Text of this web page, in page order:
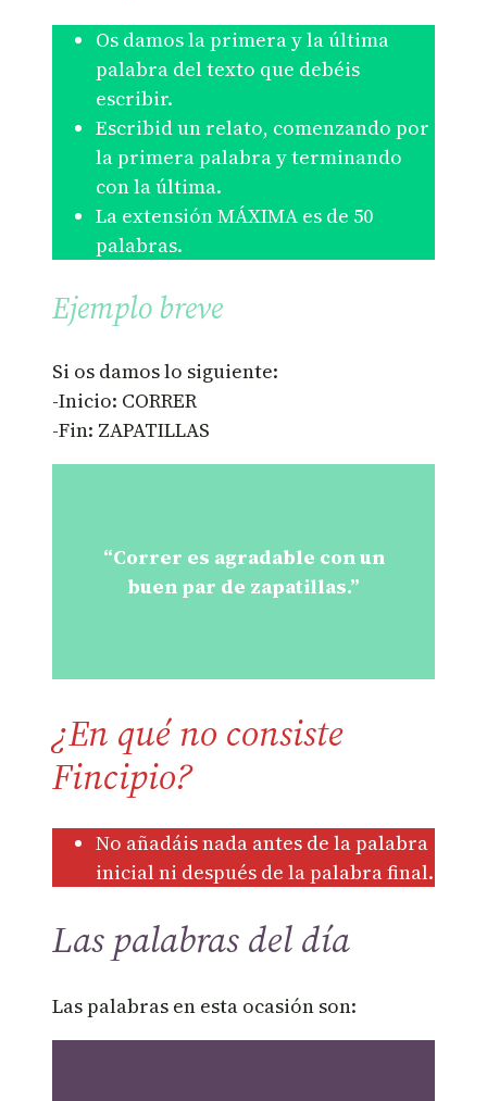
Os damos la primera y la última
palabra del texto que debéis
escribir.
Escribid un relato, comenzando por
la primera palabra y terminando
con la última.
La extensión MÁXIMA es de 50
palabras.
Ejemplo breve
Si os damos lo siguiente:
-Inicio: CORRER
-Fin: ZAPATILLAS
“Correr es agradable con un
buen par de zapatillas.”
¿En qué no consiste
Fincipio?
No añadáis nada antes de la palabra
inicial ni después de la palabra final.
Las palabras del día
Las palabras en esta ocasión son: